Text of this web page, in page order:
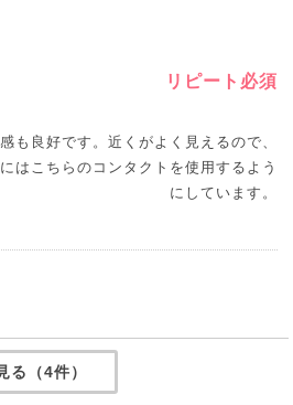
リピート必須
も良好です。近くがよく見えるので、
はこちらのコンタクトを使用するよう
にしています。
る（4件）